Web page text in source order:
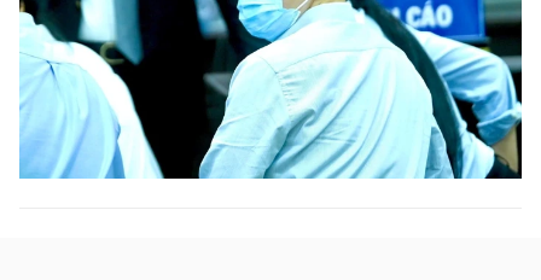
Sản phẩm khác
Tiện ích Bạn cần biết